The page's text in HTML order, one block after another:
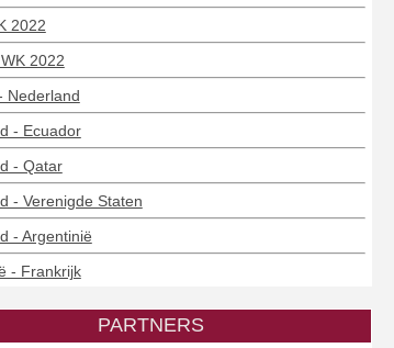
2022
2022
Nederland
- Ecuador
- Qatar
- Verenigde Staten
- Argentinië
- Frankrijk
PARTNERS